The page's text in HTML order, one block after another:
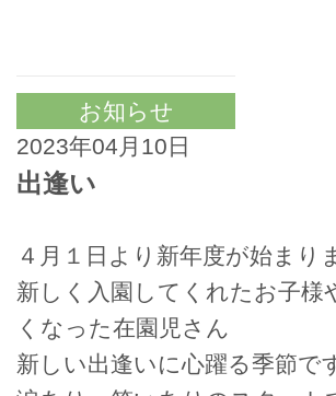
お知らせ
2023年04月10日
出逢い
４月１日より新年度が始まり
新しく入園してくれたお子様
くなった在園児さん
新しい出逢いに心躍る季節で